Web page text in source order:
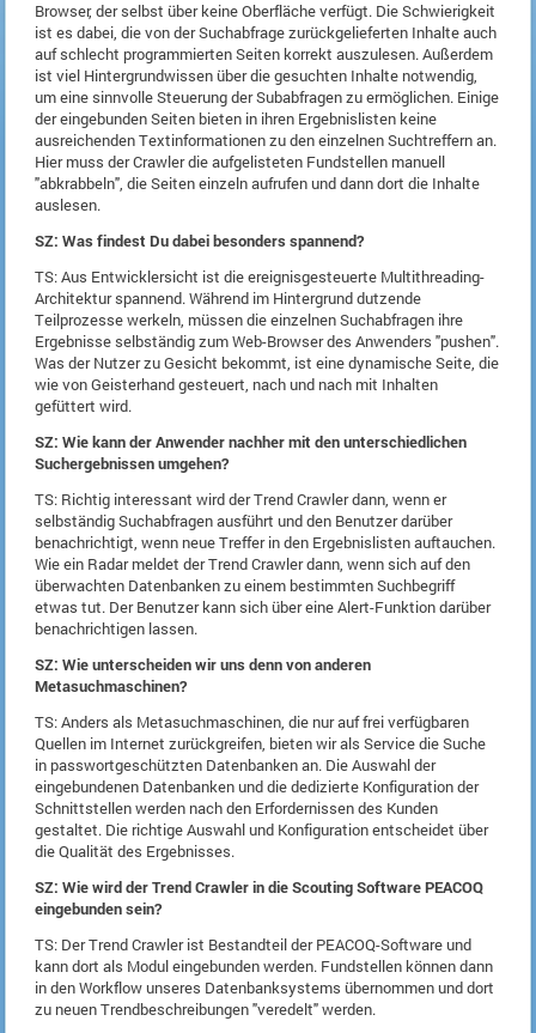
Browser, der selbst über keine Oberfläche verfügt. Die Schwierigkeit
ist es dabei, die von der Suchabfrage zurückgelieferten Inhalte auch
auf schlecht programmierten Seiten korrekt auszulesen. Außerdem
ist viel Hintergrundwissen über die gesuchten Inhalte notwendig,
um eine sinnvolle Steuerung der Subabfragen zu ermöglichen. Einige
der eingebunden Seiten bieten in ihren Ergebnislisten keine
ausreichenden Textinformationen zu den einzelnen Suchtreffern an.
Hier muss der Crawler die aufgelisteten Fundstellen manuell
"abkrabbeln", die Seiten einzeln aufrufen und dann dort die Inhalte
auslesen.
SZ: Was findest Du dabei besonders spannend?
TS: Aus Entwicklersicht ist die ereignisgesteuerte Multithreading-
Architektur spannend. Während im Hintergrund dutzende
Teilprozesse werkeln, müssen die einzelnen Suchabfragen ihre
Ergebnisse selbständig zum Web-Browser des Anwenders "pushen".
Was der Nutzer zu Gesicht bekommt, ist eine dynamische Seite, die
wie von Geisterhand gesteuert, nach und nach mit Inhalten
gefüttert wird.
SZ: Wie kann der Anwender nachher mit den unterschiedlichen
Suchergebnissen umgehen?
TS: Richtig interessant wird der Trend Crawler dann, wenn er
selbständig Suchabfragen ausführt und den Benutzer darüber
benachrichtigt, wenn neue Treffer in den Ergebnislisten auftauchen.
Wie ein Radar meldet der Trend Crawler dann, wenn sich auf den
überwachten Datenbanken zu einem bestimmten Suchbegriff
etwas tut. Der Benutzer kann sich über eine Alert-Funktion darüber
benachrichtigen lassen.
SZ: Wie unterscheiden wir uns denn von anderen
Metasuchmaschinen?
TS: Anders als Metasuchmaschinen, die nur auf frei verfügbaren
Quellen im Internet zurückgreifen, bieten wir als Service die Suche
in passwortgeschützten Datenbanken an. Die Auswahl der
eingebundenen Datenbanken und die dedizierte Konfiguration der
Schnittstellen werden nach den Erfordernissen des Kunden
gestaltet. Die richtige Auswahl und Konfiguration entscheidet über
die Qualität des Ergebnisses.
SZ: Wie wird der Trend Crawler in die Scouting Software PEACOQ
eingebunden sein?
TS: Der Trend Crawler ist Bestandteil der PEACOQ-Software und
kann dort als Modul eingebunden werden. Fundstellen können dann
in den Workflow unseres Datenbanksystems übernommen und dort
zu neuen Trendbeschreibungen "veredelt" werden.